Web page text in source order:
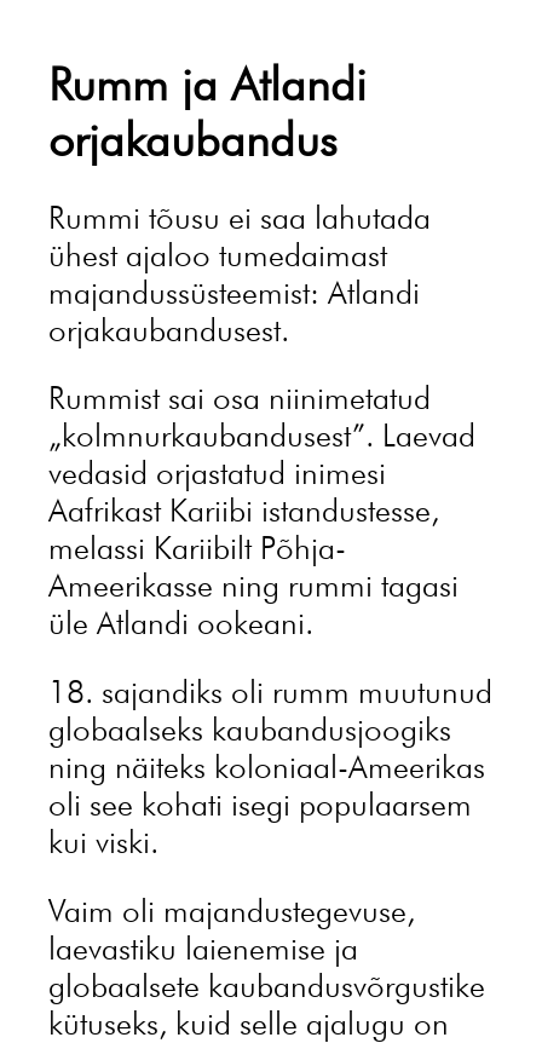
Rumm ja Atlandi
orjakaubandus
Rummi tõusu ei saa lahutada
ühest ajaloo tumedaimast
majandussüsteemist: Atlandi
orjakaubandusest.
Rummist sai osa niinimetatud
„kolmnurkaubandusest”. Laevad
vedasid orjastatud inimesi
Aafrikast Kariibi istandustesse,
melassi Kariibilt Põhja-
Ameerikasse ning rummi tagasi
üle Atlandi ookeani.
18. sajandiks oli rumm muutunud
globaalseks kaubandusjoogiks
ning näiteks koloniaal-Ameerikas
oli see kohati isegi populaarsem
kui viski.
Vaim oli majandustegevuse,
laevastiku laienemise ja
globaalsete kaubandusvõrgustike
kütuseks, kuid selle ajalugu on